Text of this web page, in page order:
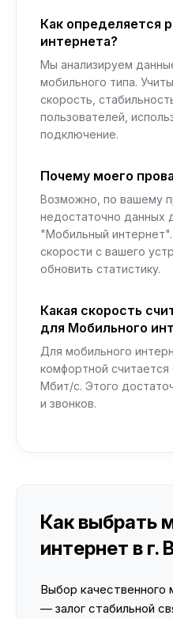
Как определяется
интернета?
Мы анализируем
мобильного типа.
скорость,
пользователей,
подключение.
Почему моего
Возможно, по вашему
недостаточно данных
"Мобильный
скорости с вашего
обновить статистику.
Какая скорость
для Мобильного
Для мобильного
комфортной считается
Мбит/с. Этого
и звонков.
Как выбрать
интернет в г.
Выбор качественного
— залог стабильной